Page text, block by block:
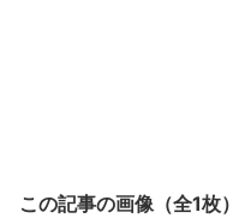
この記事の画像（全1枚）